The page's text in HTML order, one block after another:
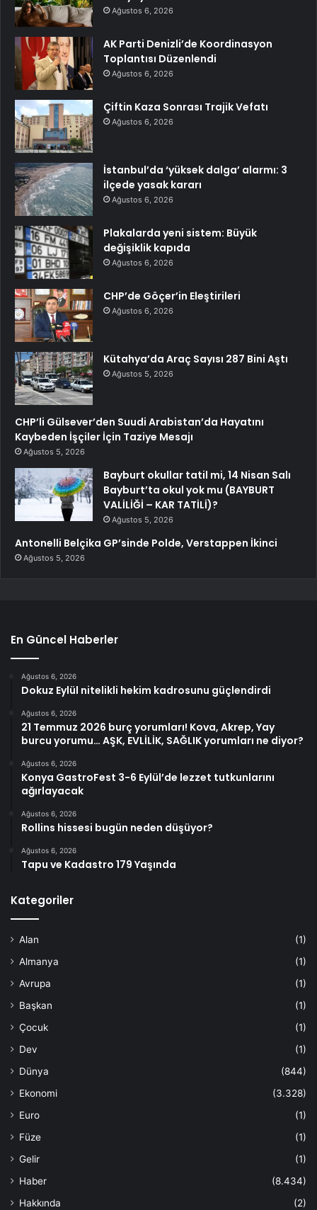
Ağustos 6, 2026
AK Parti Denizli’de Koordinasyon
Toplantısı Düzenlendi
Ağustos 6, 2026
Çiftin Kaza Sonrası Trajik Vefatı
Ağustos 6, 2026
İstanbul’da ‘yüksek dalga’ alarmı: 3
ilçede yasak kararı
Ağustos 6, 2026
Plakalarda yeni sistem: Büyük
değişiklik kapıda
Ağustos 6, 2026
CHP’de Göçer’in Eleştirileri
Ağustos 6, 2026
Kütahya’da Araç Sayısı 287 Bini Aştı
Ağustos 5, 2026
CHP’li Gülsever’den Suudi Arabistan’da Hayatını
Kaybeden İşçiler İçin Taziye Mesajı
Ağustos 5, 2026
Bayburt okullar tatil mi, 14 Nisan Salı
Bayburt’ta okul yok mu (BAYBURT
VALİLİĞİ – KAR TATİLİ)?
Ağustos 5, 2026
Antonelli Belçika GP’sinde Polde, Verstappen İkinci
Ağustos 5, 2026
En Güncel Haberler
Ağustos 6, 2026
Dokuz Eylül nitelikli hekim kadrosunu güçlendirdi
Ağustos 6, 2026
21 Temmuz 2026 burç yorumları! Kova, Akrep, Yay
burcu yorumu… AŞK, EVLİLİK, SAĞLIK yorumları ne diyor?
Ağustos 6, 2026
Konya GastroFest 3-6 Eylül’de lezzet tutkunlarını
ağırlayacak
Ağustos 6, 2026
Rollins hissesi bugün neden düşüyor?
Ağustos 6, 2026
Tapu ve Kadastro 179 Yaşında
Kategoriler
Alan
(1)
Almanya
(1)
Avrupa
(1)
Başkan
(1)
Çocuk
(1)
Dev
(1)
Dünya
(844)
Ekonomi
(3.328)
Euro
(1)
Füze
(1)
Gelir
(1)
Haber
(8.434)
Hakkında
(2)